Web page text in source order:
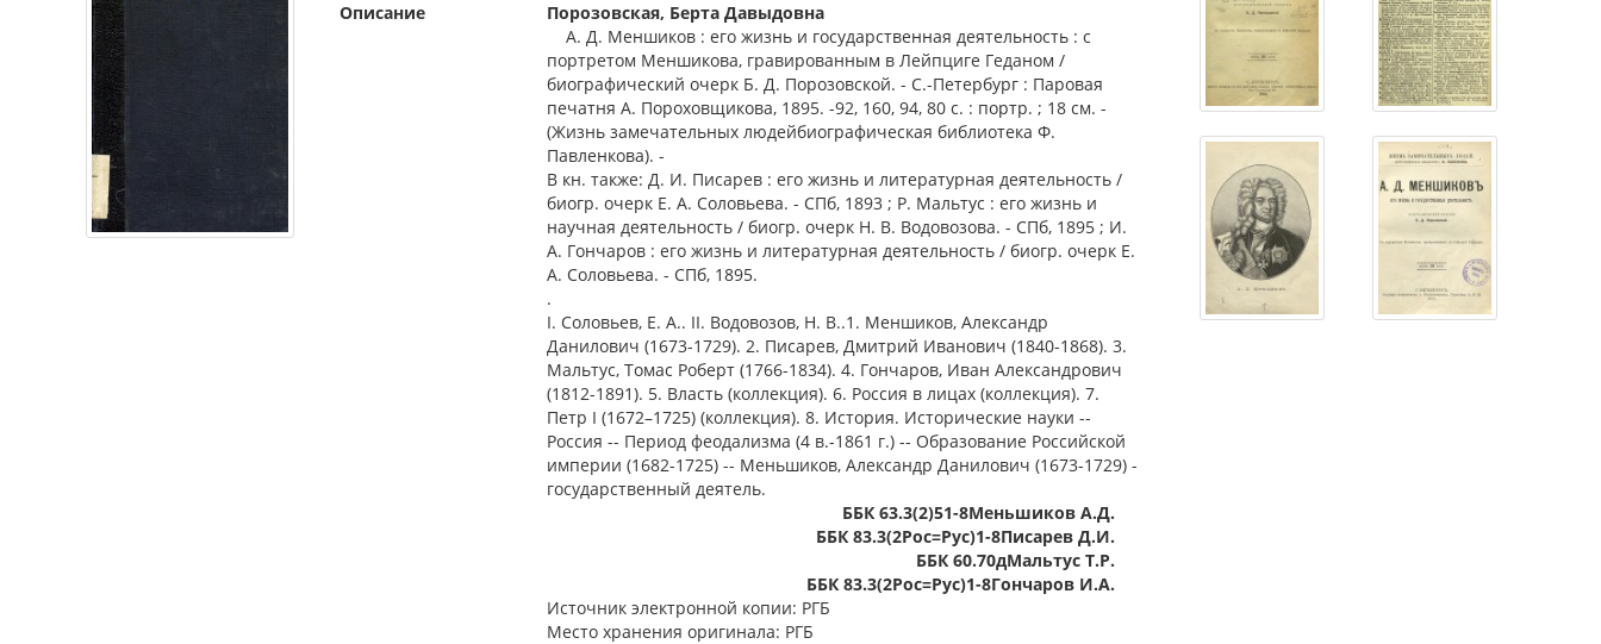
Описание
Порозовская, Берта Давыдовна
А. Д. Меншиков : его жизнь и государственная деятельность : с
портретом Меншикова, гравированным в Лейпциге Геданом /
биографический очерк Б. Д. Порозовской. - С.-Петербург : Паровая
печатня А. Пороховщикова, 1895. -92, 160, 94, 80 c. : портр. ; 18 см. -
(Жизнь замечательных людейбиографическая библиотека Ф.
Павленкова). -
В кн. также: Д. И. Писарев : его жизнь и литературная деятельность /
биогр. очерк Е. А. Соловьева. - СПб, 1893 ; Р. Мальтус : его жизнь и
научная деятельность / биогр. очерк Н. В. Водовозова. - СПб, 1895 ; И.
А. Гончаров : его жизнь и литературная деятельность / биогр. очерк Е.
А. Соловьева. - СПб, 1895.
.
I. Соловьев, Е. А.. II. Водовозов, Н. В..1. Меншиков, Александр
Данилович (1673-1729). 2. Писарев, Дмитрий Иванович (1840-1868). 3.
Мальтус, Томас Роберт (1766-1834). 4. Гончаров, Иван Александрович
(1812-1891). 5. Власть (коллекция). 6. Россия в лицах (коллекция). 7.
Петр I (1672–1725) (коллекция). 8. История. Исторические науки --
Россия -- Период феодализма (4 в.-1861 г.) -- Образование Российской
империи (1682-1725) -- Меньшиков, Александр Данилович (1673-1729) -
государственный деятель.
ББК 63.3(2)51-8Меньшиков А.Д.
ББК 83.3(2Рос=Рус)1-8Писарев Д.И.
ББК 60.70дМальтус Т.Р.
ББК 83.3(2Рос=Рус)1-8Гончаров И.А.
Источник электронной копии: РГБ
Место хранения оригинала: РГБ